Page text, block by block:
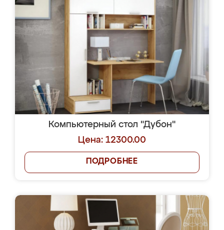
Компьютерный стол "Дубон"
Цена: 12300.00
ПОДРОБНЕЕ